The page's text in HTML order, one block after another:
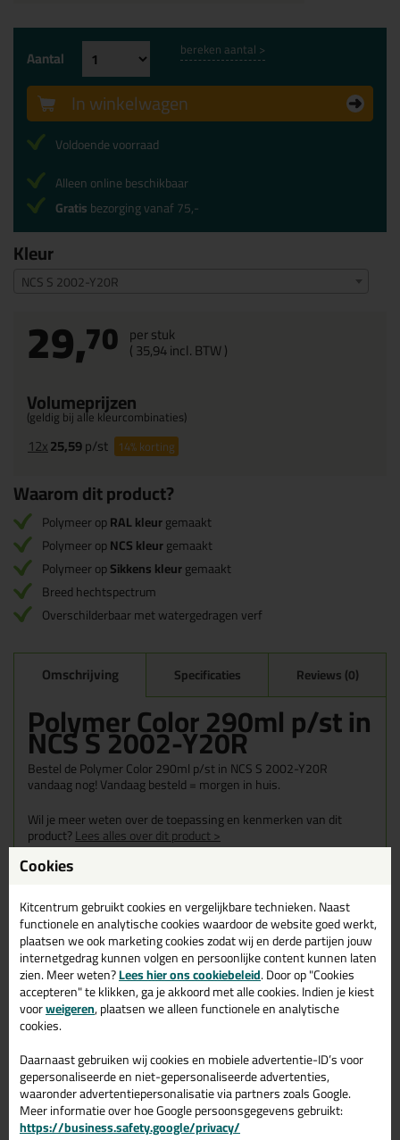
Kleur
NCS S 2002-Y20R
29,70 per stuk
(35,94incl. BTW )
Volumeprijzen
(geldig bij alle kleurcombinaties)
12x25,59p/st 14%korting
Aantal bereken aantal >
In winkelwagen
Voldoende voorraad
Alleen online beschikbaar
Gratisbezorging vanaf 75,-
Waarom dit product?
Polymeer opRAL kleurgemaakt
Polymeer opNCS kleurgemaakt
Polymeer opSikkens kleurgemaakt
Breed hechtspectrum
Overschilderbaar met watergedragen verf
Omschrijving Specificaties Reviews (0)
Polymer Color 290ml p/st in
NCS S 2002-Y20R
Bestel de Polymer Color 290ml p/st in NCS S 2002-Y20R
vandaag nog! Vandaag besteld = morgen in huis.
Wil je meer weten over de toepassing en kenmerken van dit
product?Lees alles over dit product >
Gerelateerde producten
Cookies
Kitcentrum gebruikt cookies en vergelijkbare technieken. Naast
functionele en analytische cookies waardoor de website goed werkt,
plaatsen we ook marketing cookies zodat wij en derde partijen jouw
internetgedrag kunnen volgen en persoonlijke content kunnen laten
zien. Meer weten?Lees hier ons cookiebeleid. Door op "Cookies
accepteren" te klikken, ga je akkoord met alle cookies. Indien je kiest
voorweigeren, plaatsen we alleen functionele en analytische
cookies.
Daarnaast gebruiken wij cookies en mobiele advertentie-ID’s voor
gepersonaliseerde en niet-gepersonaliseerde advertenties,
waaronder advertentiepersonalisatie via partners zoals Google.
Meer informatie over hoe Google persoonsgegevens gebruikt:
https://business.safety.google/privacy/